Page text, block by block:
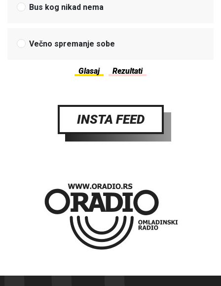
Bus kog nikad nema
Večno spremanje sobe
INSTA FEED